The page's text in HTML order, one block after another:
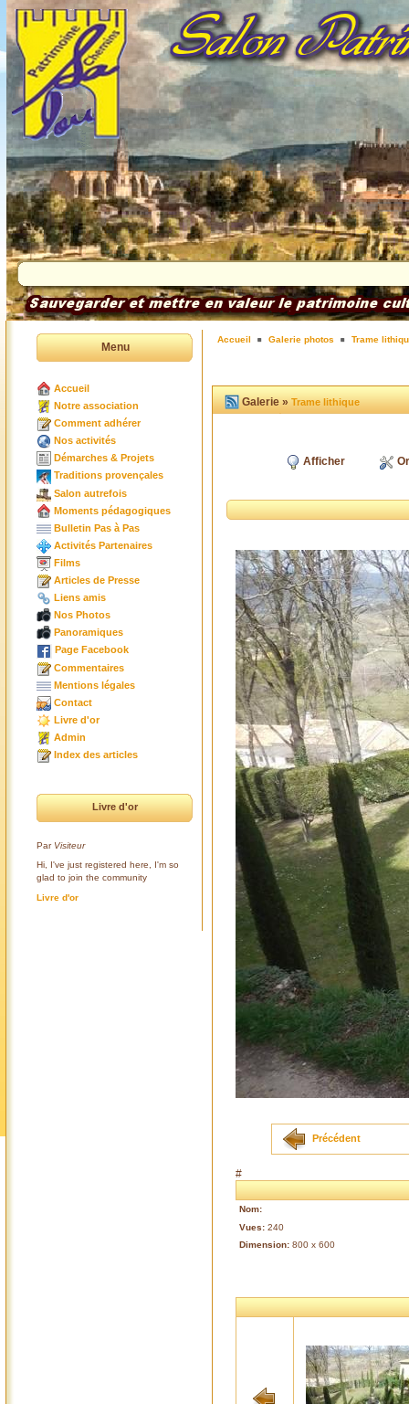
Menu
Accueil
Notre association
Comment adhérer
Nos activités
Démarches & Projets
Traditions provençales
Salon autrefois
Moments pédagogiques
Bulletin Pas à Pas
Activités Partenaires
Films
Articles de Presse
Liens amis
Nos Photos
Panoramiques
Page Facebook
Commentaires
Mentions légales
Contact
Livre d'or
Admin
Index des articles
Livre d'or
Par Visiteur
Hi, I've just registered here, I'm so
glad to join the community
Livre d'or
Accueil Galerie photos Trame
Galerie »Trame lithique
Afficher
Précédent
#
Nom:
Vues: 240
Dimension: 800 x 600